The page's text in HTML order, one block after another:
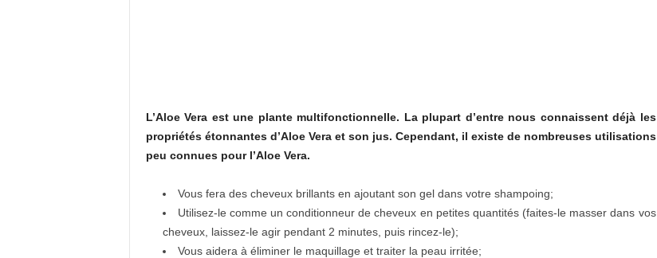
L’Aloe Vera est une plante multifonctionnelle. La plupart d’entre nous connaissent déjà les
propriétés étonnantes d’Aloe Vera et son jus. Cependant, il existe de nombreuses utilisations
peu connues pour l’Aloe Vera.
Vous fera des cheveux brillants en ajoutant son gel dans votre shampoing;
Utilisez-le comme un conditionneur de cheveux en petites quantités (faites-le masser dans vos
cheveux, laissez-le agir pendant 2 minutes, puis rincez-le);
Vous aidera à éliminer le maquillage et traiter la peau irritée;